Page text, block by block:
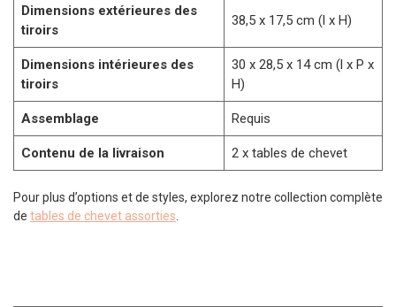
Dimensions extérieures des
tiroirs
38,5 x 17,5 cm (l x H)
Dimensions intérieures des
tiroirs
30 x 28,5 x 14 cm (l x P x
H)
Assemblage Requis
Contenu de la livraison 2 x tables de chevet
Pour plus d’options et de styles, explorez notre collection complète
de tables de chevet assorties